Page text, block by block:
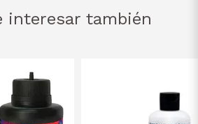
interesar también